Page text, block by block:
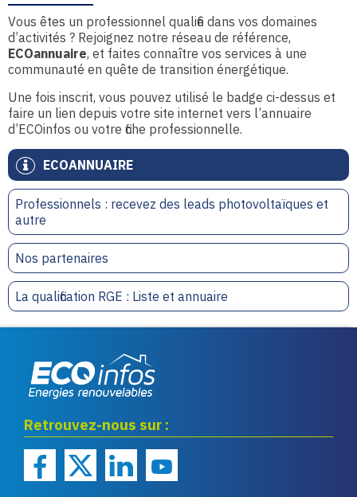
ECOANNUAIRE
Professionnels : recevez des leads photovoltaïques et
autre
Nos partenaires
La qualification RGE : Liste et annuaire
Vous êtes un professionnel qualifié dans vos domaines
d’activités ? Rejoignez notre réseau de référence,
ECOannuaire, et faites connaître vos services à une
communauté en quête de transition énergétique.
Une fois inscrit, vous pouvez utilisé le badge ci-dessus et
faire un lien depuis votre site internet vers l’annuaire
d’ECOinfos ou votre fiche professionnelle.
renouvelables
Retrouvez-nous sur :